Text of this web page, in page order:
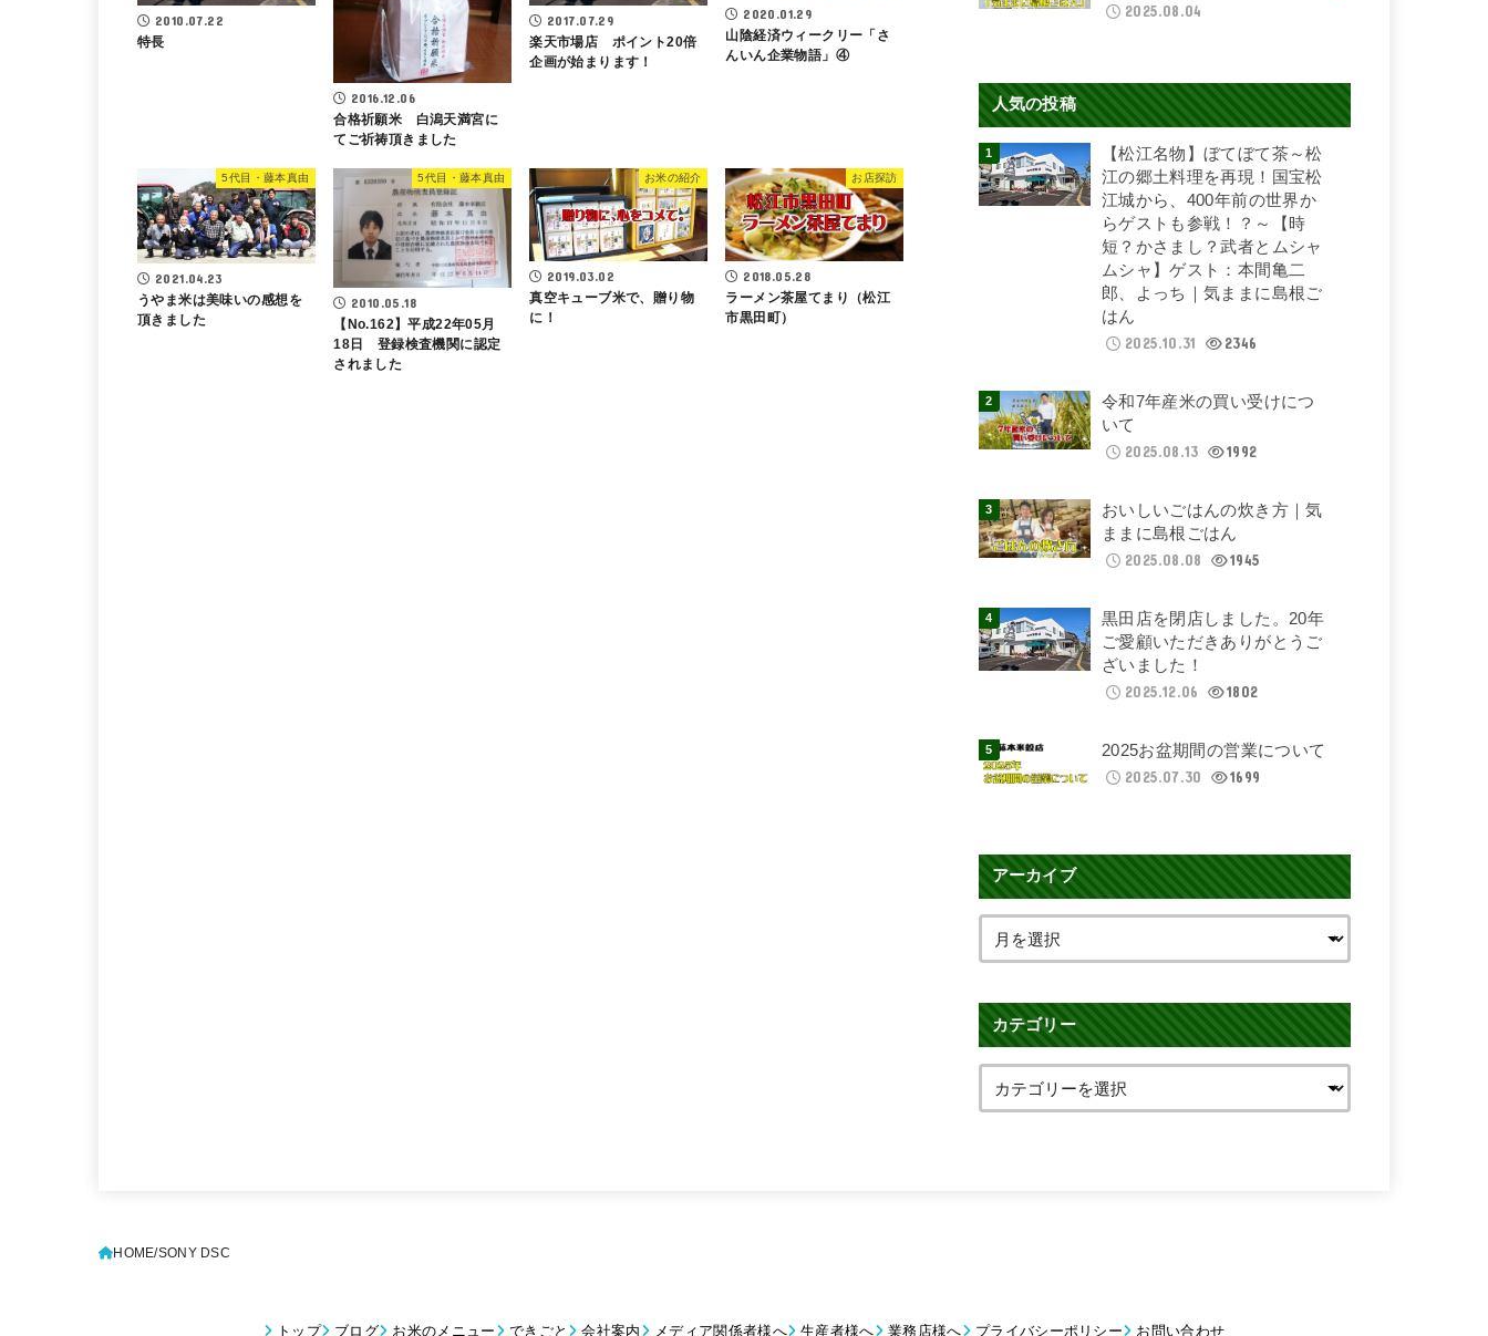
2010.07.22
特長
2016.12.06
合格祈願米 白潟天満宮に
てご祈祷頂きました
2017.07.29
楽天市場店 ポイント20倍
企画が始まります！
2020.01.29
山陰経済ウィークリー「さ
んいん企業物語」④
5代目・藤本真由
2021.04.23
うやま米は美味いの感想を
頂きました
5代目・藤本真由
2010.05.18
【No.162】平成22年05月
18日 登録検査機関に認定
されました
お米の紹介
2019.03.02
真空キューブ米で、贈り物
に！
お店探訪
2018.05.28
ラーメン茶屋てまり（松江
市黒田町）
2025.08.04
人気の投稿
【松江名物】ぼてぼて茶～松
江の郷土料理を再現！国宝松
江城から、400年前の世界か
らゲストも参戦！？～【時
短？かさまし？武者とムシャ
ムシャ】ゲスト：本間亀二
郎、よっち｜気ままに島根ご
はん
2025.10.31
2346
令和7年産米の買い受けにつ
いて
2025.08.13
1992
おいしいごはんの炊き方｜気
ままに島根ごはん
2025.08.08
1945
黒田店を閉店しました。20年
ご愛顧いただきありがとうご
ざいました！
2025.12.06
1802
2025お盆期間の営業について
2025.07.30
1699
アーカイブ
カテゴリー
HOME SONY DSC
トップ ブログ お米のメニュー できごと 会社案内 メディア関係者様へ 生産者様へ 業務店様へ プライバシーポリシー お問い合わせ